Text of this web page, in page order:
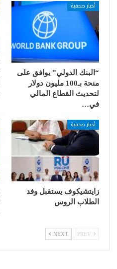
أخبار صحفية
“البنك الدولي” يوافق على
منحة بـ100 مليون دولار
لتحديث القطاع المالي
في…
أخبار صحفية
زايتشيكوف يستقبل وفد
الطلاب الروس
NEXT